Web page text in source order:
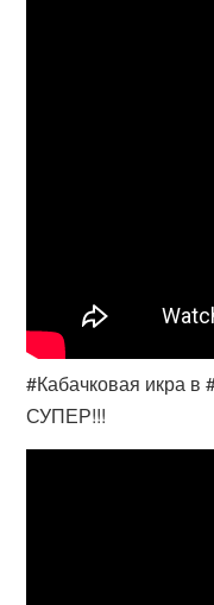
#Кабачковая икра в
СУПЕР!!!